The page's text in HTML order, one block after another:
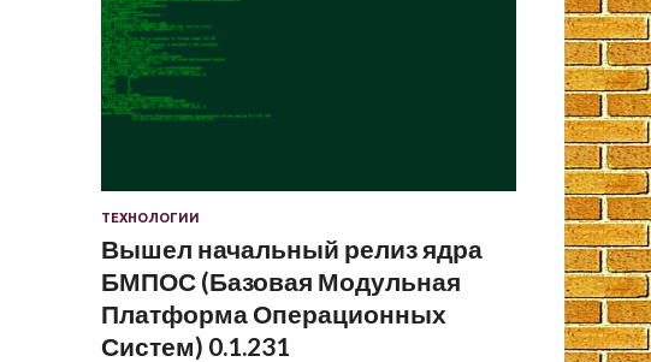
ТЕХНОЛОГИИ
Вышел начальный релиз ядра
БМПОС (Базовая Модульная
Платформа Операционных
Систем) 0.1.231